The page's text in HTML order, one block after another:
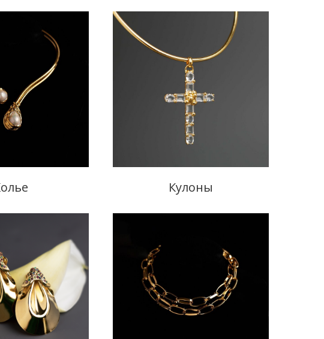
Кулоны